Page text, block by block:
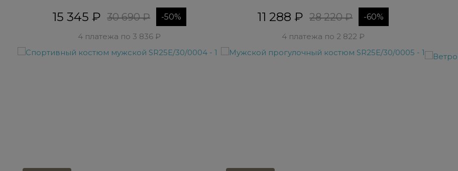
15 345 ₽ 30 690 ₽ -50%
4 платежа по 3 836 ₽
11 288 ₽ 28 220 ₽ -60%
4 платежа по 2 822 ₽